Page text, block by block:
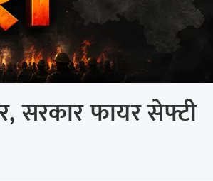
सरकार फायर सेफ्टी